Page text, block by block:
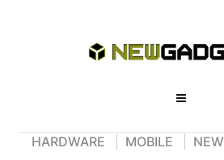
HARDWARE MOBILE